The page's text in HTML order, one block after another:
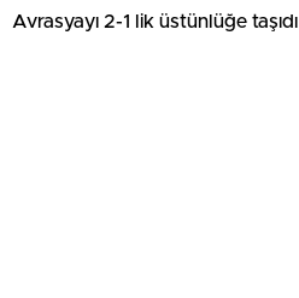
Avrasyayı 2-1 lik üstünlüğe taşıdı